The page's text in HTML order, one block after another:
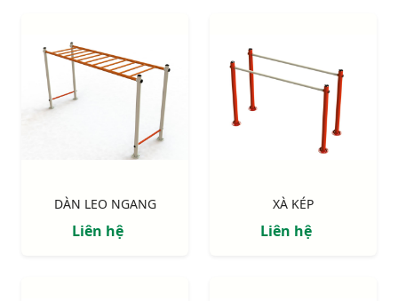
DÀN LEO NGANG
Liên hệ
XÀ KÉP
Liên hệ